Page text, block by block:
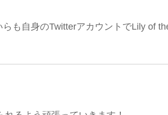
も自身のTwitterアカウントでLily of